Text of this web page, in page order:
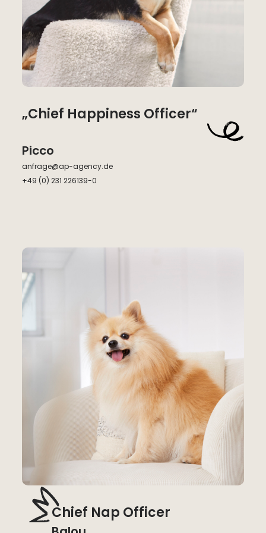
„Chief Happiness Officer“
Picco
anfrage@ap-agency.de
+49 (0) 231 226139-0
Chief Nap Officer